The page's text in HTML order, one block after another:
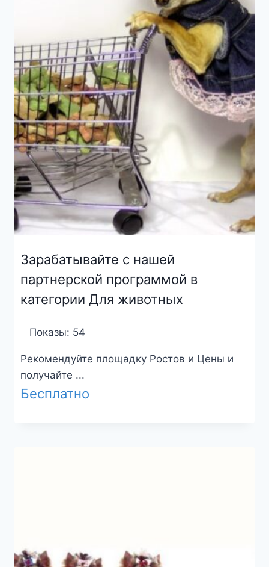
Зарабатывайте с нашей
партнерской программой в
категории Для животных
Показы: 54
Рекомендуйте площадку Ростов и Цены и
получайте ...
Бесплатно